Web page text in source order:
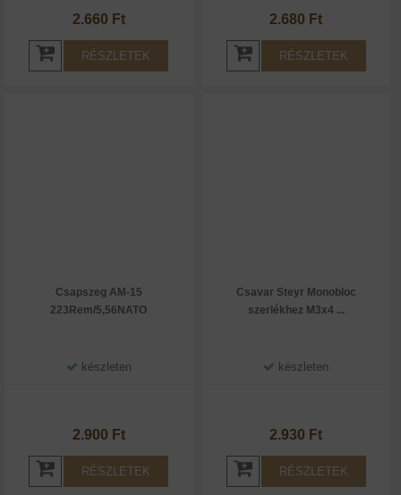
2.660 Ft
RÉSZLETEK
2.680 Ft
RÉSZLETEK
Csapszeg AM-15
223Rem/5,56NATO
készleten
2.900 Ft
RÉSZLETEK
Csavar Steyr Monobloc
szerlékhez M3x4 ...
készleten
2.930 Ft
RÉSZLETEK